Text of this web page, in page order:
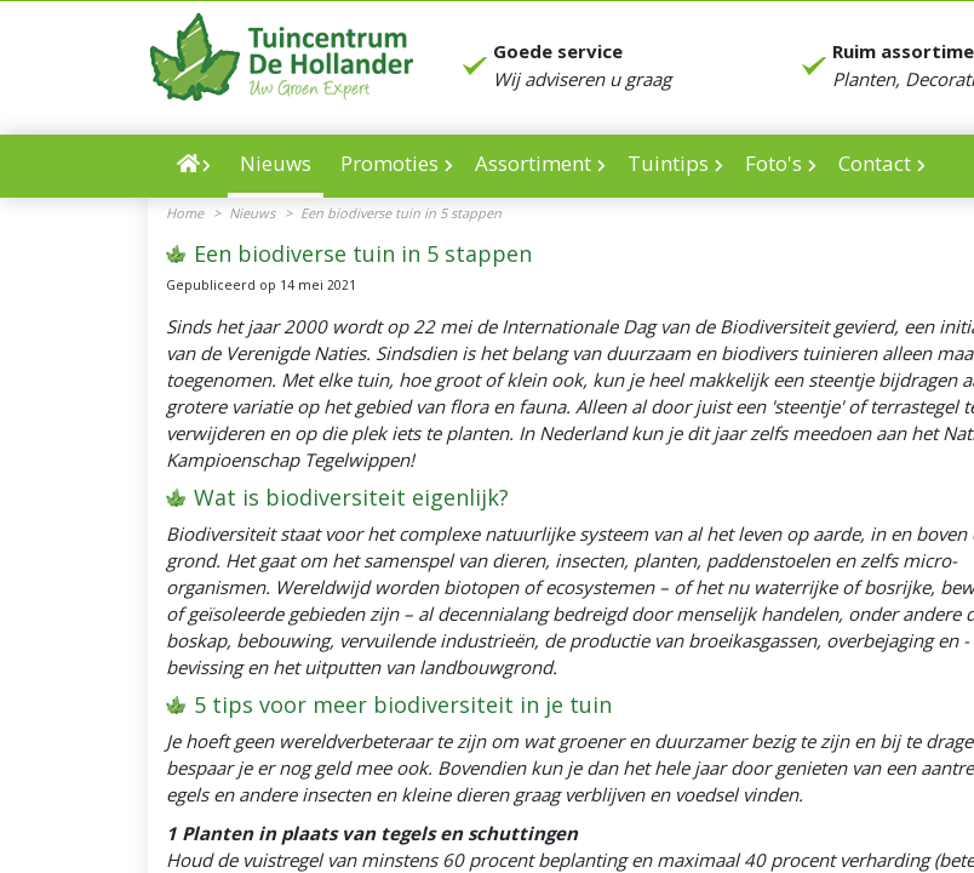
Goede service
Wij adviseren u graag
Ruim
Planten,
Nieuws Promoties Assortiment Tuintips Foto's Contact
Home > Nieuws > Een biodiverse tuin in 5 stappen
Een biodiverse tuin in 5 stappen
Gepubliceerd op 14 mei 2021
Sinds het jaar 2000 wordt op 22 mei de Internationale Dag van de Biodiversiteit gevierd, een
van de Verenigde Naties. Sindsdien is het belang van duurzaam en biodivers tuinieren alleen
toegenomen. Met elke tuin, hoe groot of klein ook, kun je heel makkelijk een steentje bijdragen
grotere variatie op het gebied van flora en fauna. Alleen al door juist een 'steentje' of terrastegel
verwijderen en op die plek iets te planten. In Nederland kun je dit jaar zelfs meedoen aan het
Kampioenschap Tegelwippen!
Wat is biodiversiteit eigenlijk?
Biodiversiteit staat voor het complexe natuurlijke systeem van al het leven op aarde, in en boven
grond. Het gaat om het samenspel van dieren, insecten, planten, paddenstoelen en zelfs micro-
organismen. Wereldwijd worden biotopen of ecosystemen – of het nu waterrijke of bosrijke,
of geïsoleerde gebieden zijn – al decennialang bedreigd door menselijk handelen, onder andere
boskap, bebouwing, vervuilende industrieën, de productie van broeikasgassen, overbejaging en -
bevissing en het uitputten van landbouwgrond.
5 tips voor meer biodiversiteit in je tuin
Je hoeft geen wereldverbeteraar te zijn om wat groener en duurzamer bezig te zijn en bij te
bespaar je er nog geld mee ook. Bovendien kun je dan het hele jaar door genieten van een
egels en andere insecten en kleine dieren graag verblijven en voedsel vinden.
1 Planten in plaats van tegels en schuttingen
Houd de vuistregel van minstens 60 procent beplanting en maximaal 40 procent verharding